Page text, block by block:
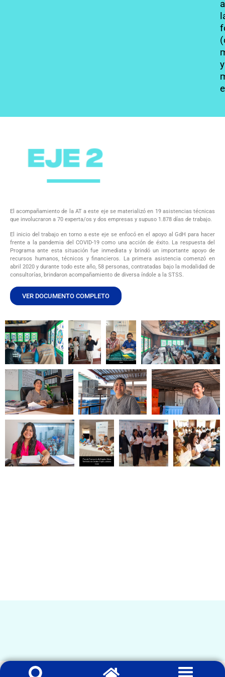
a
y
El acompañamiento de la AT a este eje se materializó en 19 asistencias técnicas
que involucraron a 70 experta/os y dos empresas y supuso 1.878 días de trabajo.
El inicio del trabajo en torno a este eje se enfocó en el apoyo al GdH para hacer
frente a la pandemia del COVID-19 como una acción de éxito. La respuesta del
Programa ante esta situación fue inmediata y brindó un importante apoyo de
recursos humanos, técnicos y financieros. La primera asistencia comenzó en
abril 2020 y durante todo este año, 58 personas, contratadas bajo la modalidad de
consultorías, brindaron acompañamiento de diversa índole a la STSS.
VER DOCUMENTO COMPLETO